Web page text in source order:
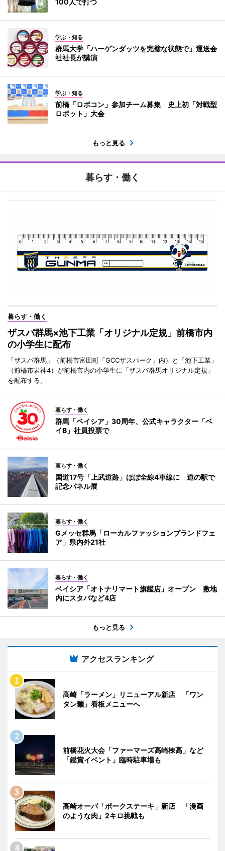
100人で打つ
学ぶ・知る
群馬大学「ハーゲンダッツを完璧な状態で」運送会
社社長が講演
学ぶ・知る
前橋「ロボコン」参加チーム募集 史上初「対戦型
ロボット」大会
もっと見る
暮らす・働く
暮らす・働く
ザスパ群馬×池下工業「オリジナル定規」前橋市内
の小学生に配布
「ザスパ群馬」（前橋市富田町「GCCザスパーク」内）と「池下工業」
（前橋市岩神4）が前橋市内の小学生に「ザスパ群馬オリジナル定規」
を配布する。
暮らす・働く
群馬「ベイシア」30周年、公式キャラクター「ベ
イB」社員投票で
暮らす・働く
国道17号「上武道路」ほぼ全線4車線に 道の駅で
記念パネル展
暮らす・働く
Gメッセ群馬「ローカルファッションブランドフェ
ア」県内外21社
暮らす・働く
ベイシア「オトナリマート旗艦店」オープン 敷地
内にスタバなど4店
もっと見る
アクセスランキング
高崎「ラーメン」リニューアル新店 「ワン
タン麺」看板メニューへ
前橋花火大会「ファーマーズ高崎棟高」など
「鑑賞イベント」臨時駐車場も
高崎オーパ「ポークステーキ」新店 「漫画
のような肉」2キロ挑戦も